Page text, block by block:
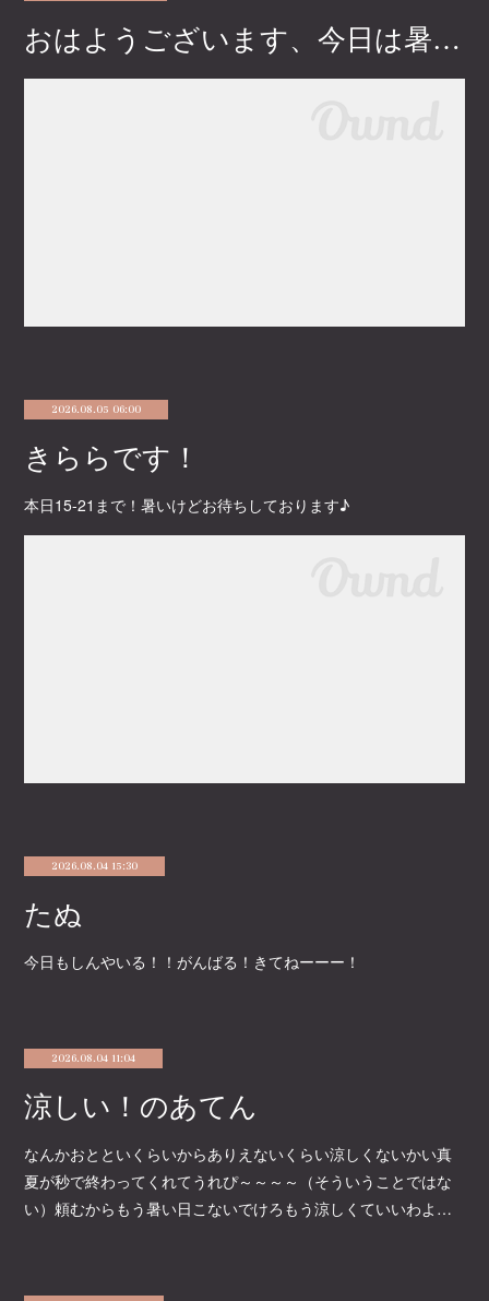
おはようございます、今日は暑いけど店に来て欲しいな～
2026.08.05 06:00
きららです！
本日15-21まで！暑いけどお待ちしております♪
2026.08.04 15:30
たぬ
今日もしんやいる！！がんばる！きてねーーー！
2026.08.04 11:04
涼しい！のあてん
なんかおとといくらいからありえないくらい涼しくないかい真
夏が秒で終わってくれてうれぴ～～～～（そういうことではな
い）頼むからもう暑い日こないでけろもう涼しくていいわよ…